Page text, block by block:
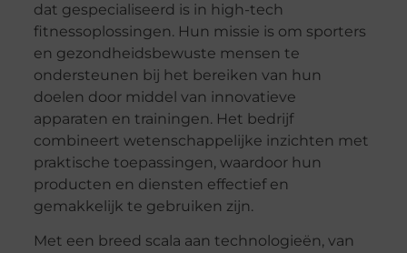
dat gespecialiseerd is in high-tech
fitnessoplossingen. Hun missie is om sporters
en gezondheidsbewuste mensen te
ondersteunen bij het bereiken van hun
doelen door middel van innovatieve
apparaten en trainingen. Het bedrijf
combineert wetenschappelijke inzichten met
praktische toepassingen, waardoor hun
producten en diensten effectief en
gemakkelijk te gebruiken zijn.
Met een breed scala aan technologieën, van